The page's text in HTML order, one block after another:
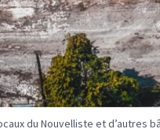
du Nouvelliste et d’autres